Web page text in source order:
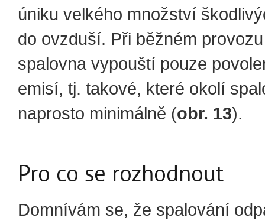
úniku velkého množství
do ovzduší. Při běžném
spalovna vypouští pouze
emisí, tj. takové, které okolí
naprosto minimálně (obr. 13).
Pro co se rozhodnout
Domnívám se, že spalování